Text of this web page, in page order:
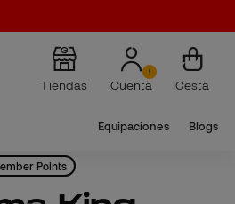
Tiendas Cuenta Cesta
Equipaciones Blogs
Points